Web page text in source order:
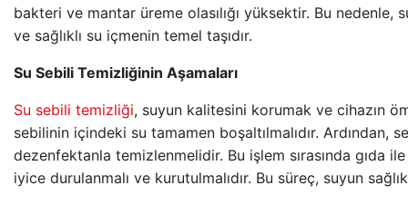
bakteri ve mantar üreme olasılığı yüksektir. Bu nedenle,
ve sağlıklı su içmenin temel taşıdır.
Su Sebili Temizliğinin Aşamaları
Su sebili temizliği, suyun kalitesini korumak ve cihazın
sebilinin içindeki su tamamen boşaltılmalıdır.
dezenfektanla temizlenmelidir. Bu işlem sırasında gıda
iyice durulanmalı ve kurutulmalıdır. Bu süreç, suyun